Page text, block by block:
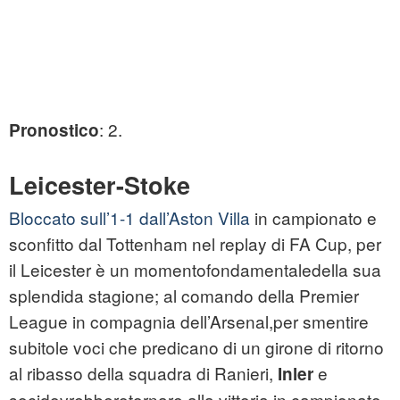
Pronostico: 2.
Leicester-Stoke
Bloccato sull’1-1 dall’Aston Villa in campionato e
sconfitto dal Tottenham nel replay di FA Cup, per
il Leicester è un momentofondamentaledella sua
splendida stagione; al comando della Premier
League in compagnia dell’Arsenal,per smentire
subitole voci che predicano di un girone di ritorno
al ribasso della squadra di Ranieri, Inlere